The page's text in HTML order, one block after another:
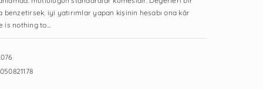
NOK
benzetirsek. iyi yatırımlar yapan kişinin hesabı ona kâr
is nothing to...